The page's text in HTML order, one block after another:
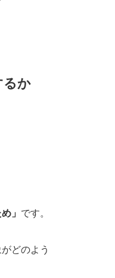
るか
」 です。
どのよう